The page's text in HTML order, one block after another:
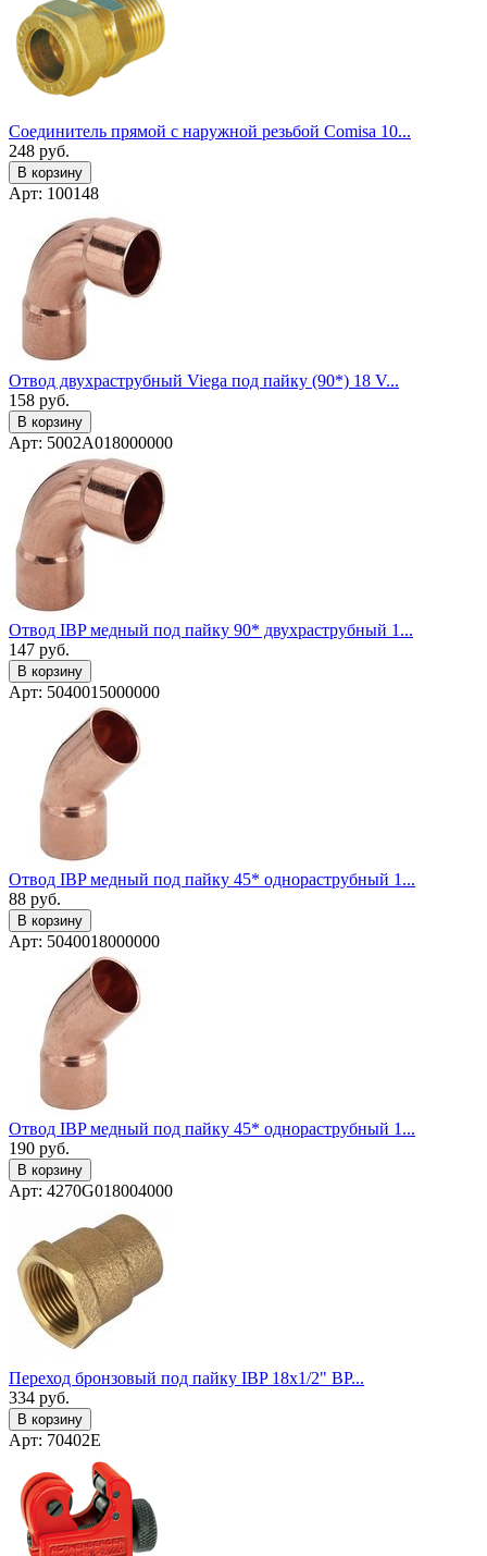
Соединитель прямой с наружной резьбой Comisa 10...
248 руб.
В корзину
Арт: 100148
Отвод двухраструбный Viega под пайку (90*) 18 V...
158 руб.
В корзину
Арт: 5002A018000000
Отвод IBP медный под пайку 90* двухраструбный 1...
147 руб.
В корзину
Арт: 5040015000000
Отвод IBP медный под пайку 45* однораструбный 1...
88 руб.
В корзину
Арт: 5040018000000
Отвод IBP медный под пайку 45* однораструбный 1...
190 руб.
В корзину
Арт: 4270G018004000
Переход бронзовый под пайку IBP 18x1/2" ВР...
334 руб.
В корзину
Арт: 70402E